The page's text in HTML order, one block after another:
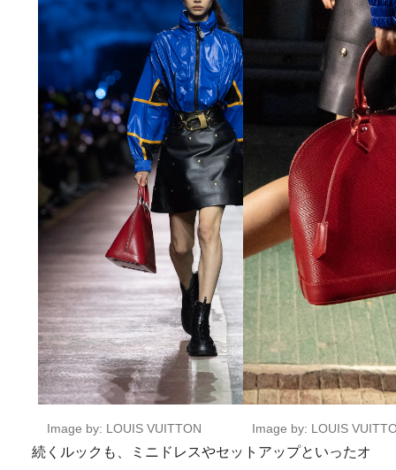
Image by: LOUIS VUITTON Image by: LOUIS
続くルックも、ミニドレスやセットアップといったオ